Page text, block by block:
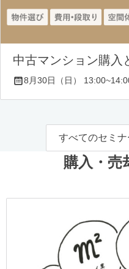
中古マンション購入
8月30日（日）
すべてのセミ
購入・売